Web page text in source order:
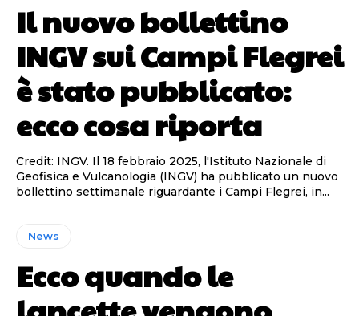
Il nuovo bollettino
INGV sui Campi Flegrei
è stato pubblicato:
ecco cosa riporta
Credit: INGV. Il 18 febbraio 2025, l'Istituto Nazionale di
Geofisica e Vulcanologia (INGV) ha pubblicato un nuovo
bollettino settimanale riguardante i Campi Flegrei, in...
News
Ecco quando le